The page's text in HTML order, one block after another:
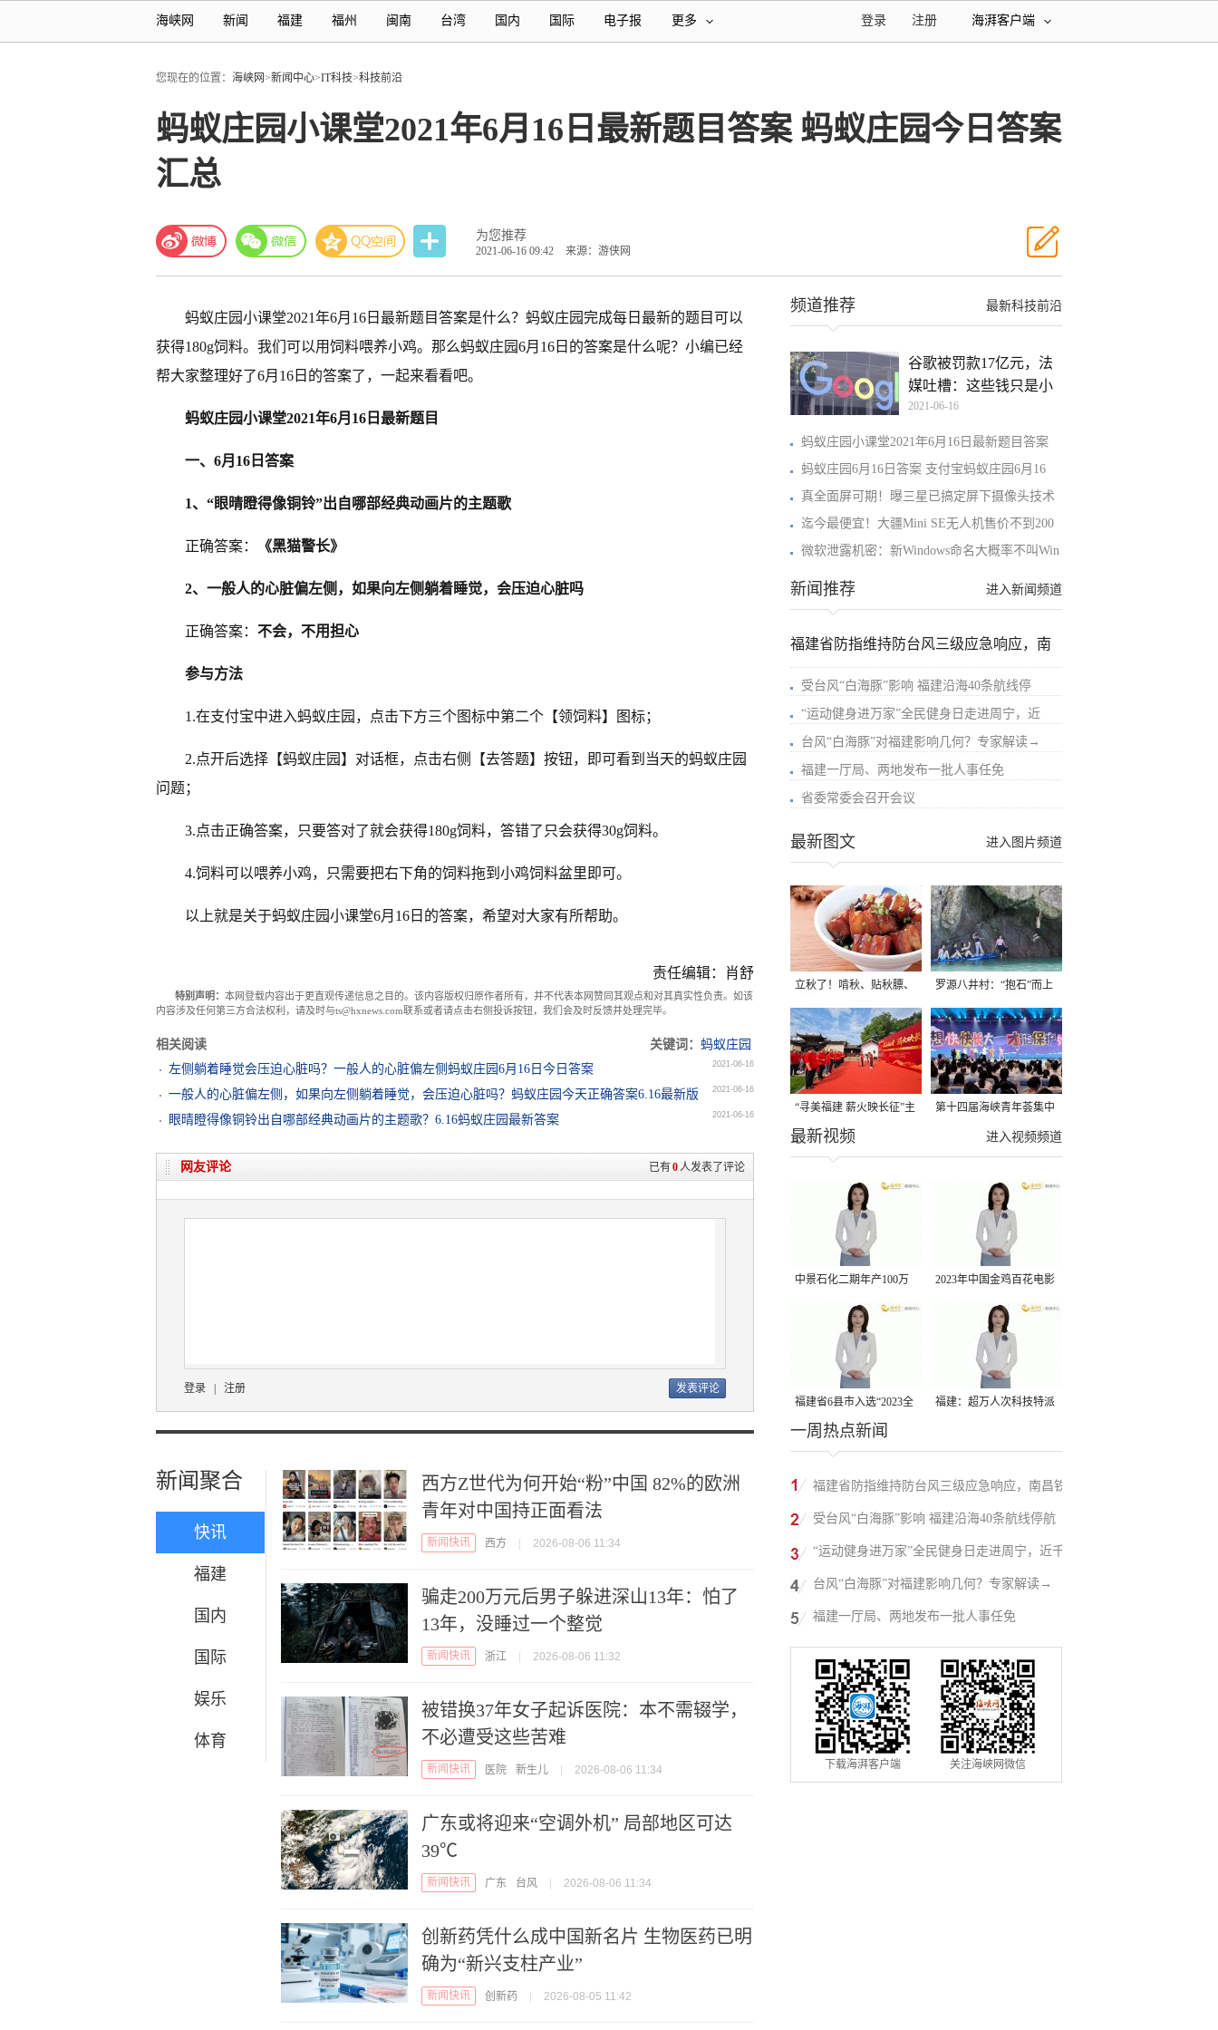
海峡网 新闻 福建 福州 闽南 台湾 国内 国际 电子报 更多 海湃客户端
注册
登录
您现在的位置： 海峡网>新闻中心>IT科技>科技前沿
蚂蚁庄园小课堂2021年6月16日最新题目答案 蚂蚁庄园今日答案
汇总
为您推荐
2021-06-16 09:42 来源：游侠网
蚂蚁庄园小课堂2021年6月16日最新题目答案是什么？蚂蚁庄园完成每日最新的题目可以
获得180g饲料。我们可以用饲料喂养小鸡。那么蚂蚁庄园6月16日的答案是什么呢？小编已经
帮大家整理好了6月16日的答案了，一起来看看吧。
蚂蚁庄园小课堂2021年6月16日最新题目
一、6月16日答案
1、“眼晴瞪得像铜铃”出自哪部经典动画片的主题歌
正确答案： 《黑猫警长》
2、一般人的心脏偏左侧，如果向左侧躺着睡觉，会压迫心脏吗
正确答案： 不会，不用担心
参与方法
1.在支付宝中进入蚂蚁庄园，点击下方三个图标中第二个【领饲料】图标；
2.点开后选择【蚂蚁庄园】对话框，点击右侧【去答题】按钮，即可看到当天的蚂蚁庄园
问题；
3.点击正确答案，只要答对了就会获得180g饲料，答错了只会获得30g饲料。
4.饲料可以喂养小鸡，只需要把右下角的饲料拖到小鸡饲料盆里即可。
以上就是关于蚂蚁庄园小课堂6月16日的答案，希望对大家有所帮助。
责任编辑：肖舒
特别声明： 本网登载内容出于更直观传递信息之目的。该内容版权归原作者所有，并不代表本网赞同其观点和对其真实性负责。如该
内容涉及任何第三方合法权利，请及时与ts@hxnews.com联系或者请点击右侧投诉按钮，我们会及时反馈并处理完毕。
相关阅读 关键词： 蚂蚁庄园
左侧躺着睡觉会压迫心脏吗？一般人的心脏偏左侧蚂蚁庄园6月16日今日答案
2021-06-16
一般人的心脏偏左侧，如果向左侧躺着睡觉，会压迫心脏吗？蚂蚁庄园今天正确答案6.16最新版 2021-06-16
眼晴瞪得像铜铃出自哪部经典动画片的主题歌？6.16蚂蚁庄园最新答案 2021-06-16
已有0人发表了评论
网友评论
登录 注册
新闻聚合
快讯
福建
国内
国际
娱乐
体育
西方Z世代为何开始“粉”中国 82%的欧洲
青年对中国持正面看法
新闻快讯 西方 2026-08-06 11:34
骗走200万元后男子躲进深山13年：怕了
13年，没睡过一个整觉
新闻快讯 浙江 2026-08-06 11:32
被错换37年女子起诉医院：本不需辍学，
不必遭受这些苦难
新闻快讯 医院 新生儿 2026-08-06 11:34
广东或将迎来“空调外机” 局部地区可达
39℃
新闻快讯 广东 台风 2026-08-06 11:34
创新药凭什么成中国新名片 生物医药已明
确为“新兴支柱产业”
新闻快讯 创新药 2026-08-05 11:42
最新科技前沿
频道推荐
谷歌被罚款17亿元，法
媒吐槽：这些钱只是小
意
2021-06-16
蚂蚁庄园小课堂2021年6月16日最新题目答案
蚂蚁庄园6月16日答案 支付宝蚂蚁庄园6月16
真全面屏可期！曝三星已搞定屏下摄像头技术
迄今最便宜！大疆Mini SE无人机售价不到200
微软泄露机密：新Windows命名大概率不叫Win
进入新闻频道
新闻推荐
福建省防指维持防台风三级应急响应，南
受台风“白海豚”影响 福建沿海40条航线停
“运动健身进万家”全民健身日走进周宁，近
台风“白海豚”对福建影响几何？专家解读→
福建一厅局、两地发布一批人事任免
省委常委会召开会议
进入图片频道
最新图文
立秋了！啃秋、贴秋膘、
晒秋，福建人这样过才够
味→
罗源八井村：“抱石”而上
“寻美福建 薪火映长征”主
题活动在龙岩长汀启动
第十四届海峡青年荟集中
阶段活动在福州举行
进入视频频道
最新视频
中景石化二期年产100万
吨丙烷脱氢项目建成中交
2023年中国金鸡百花电影
节有福电影巡展31日启动
福建省6县市入选“2023全
国县域发展潜力百强县”
福建：超万人次科技特派
一周热点新闻
福建省防指维持防台风三级应急响应，南昌铁
路停运部分旅客列车→
受台风“白海豚”影响 福建沿海40条航线停航
“运动健身进万家”全民健身日走进周宁，近千
人徒步云端
台风“白海豚”对福建影响几何？专家解读→
福建一厅局、两地发布一批人事任免
下载海湃客户端 关注海峡网微信